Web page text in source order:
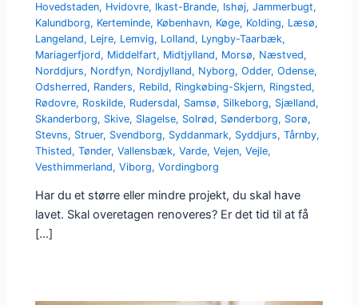
Hovedstaden, Hvidovre, Ikast-Brande, Ishøj,Jammerbugt,
Kalundborg, Kerteminde, København, Køge, Kolding, Læsø,
Langeland, Lejre, Lemvig, Lolland, Lyngby-Taarbæk,
Mariagerfjord, Middelfart, Midtjylland, Morsø, Næstved,
Norddjurs, Nordfyn, Nordjylland, Nyborg,Odder,Odense,
Odsherred, Randers, Rebild, Ringkøbing-Skjern, Ringsted,
Rødovre, Roskilde, Rudersdal, Samsø, Silkeborg, Sjælland,
Skanderborg, Skive, Slagelse, Solrød, Sønderborg, Sorø,
Stevns, Struer, Svendborg, Syddanmark, Syddjurs,Tårnby,
Thisted,Tønder,Vallensbæk,Varde,Vejen,Vejle,
Vesthimmerland,Viborg,Vordingborg
Har du et større eller mindre projekt, du skal have
lavet. Skal overetagen renoveres? Er det tid til at få
[…]